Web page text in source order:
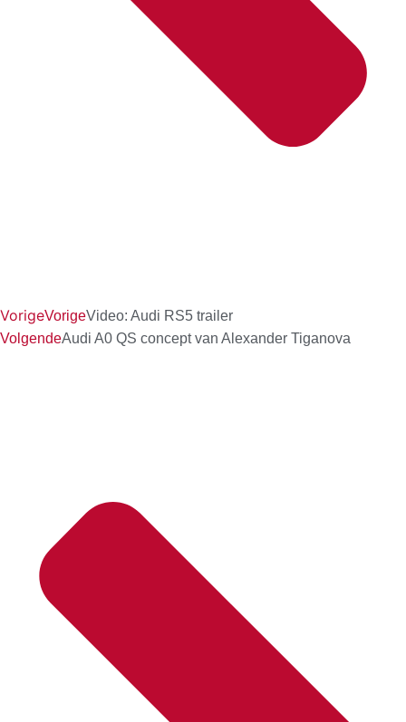
VorigeVorigeVideo: Audi RS5 trailer
VolgendeAudi A0 QS concept van Alexander Tiganova